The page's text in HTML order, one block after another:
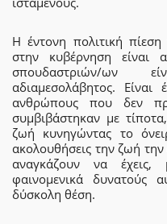
Η έντονη πολιτική
στην κυβέρνηση είναι
σπουδαστριών/ων
αδιαμεσολάβητος.
ανθρώπους που δεν
συμβιβάστηκαν με
ζωή κυνηγώντας το
ακολουθήσεις την ζωή
αναγκάζουν να
φαινομενικά δυνατούς
δύσκολη θέση.